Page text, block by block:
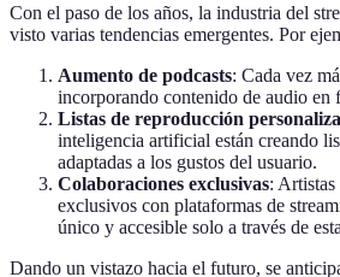
Con el paso de los años, la industria del
visto varias tendencias emergentes. Por
Aumento de podcasts: Cada vez
incorporando contenido de audio en
Listas de reproducción
inteligencia artificial están creando
adaptadas a los gustos del usuario.
Colaboraciones exclusivas: Artistas
exclusivos con plataformas de
único y accesible solo a través de
Dando un vistazo hacia el futuro, se